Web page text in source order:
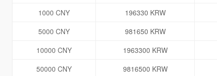
1000 CNY
196330 KRW
5000 CNY
981650 KRW
10000 CNY
1963300 KRW
50000 CNY
9816500 KRW